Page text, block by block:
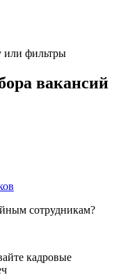
или фильтры
вакансий
сотрудникам?
кадровые